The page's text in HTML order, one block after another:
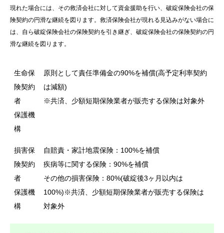
現れた場合には、その救済会社に対して資金援助を行い、破綻保険会社の保
険契約の円滑な継続を図ります。救済保険会社が現れる見込みがない場合に
は、自ら破綻保険会社の保険契約を引き継ぎ、破綻保険会社の保険契約の円
滑な継続を図ります。
生命保
険契約
者
保護機
構
原則として責任準備金の90%を補償(高予定利率契約
は減額)
※共済、少額短期保険業者が販売する保険は対象外
損害保
険契約
者
保護機
構
自賠責・家計地震保険：100%を補償
疾病等に関する保険：90%を補償
その他の損害保険：80%(破綻後3ヶ月以内は
100%)※共済、少額短期保険業者が販売する保険は
対象外